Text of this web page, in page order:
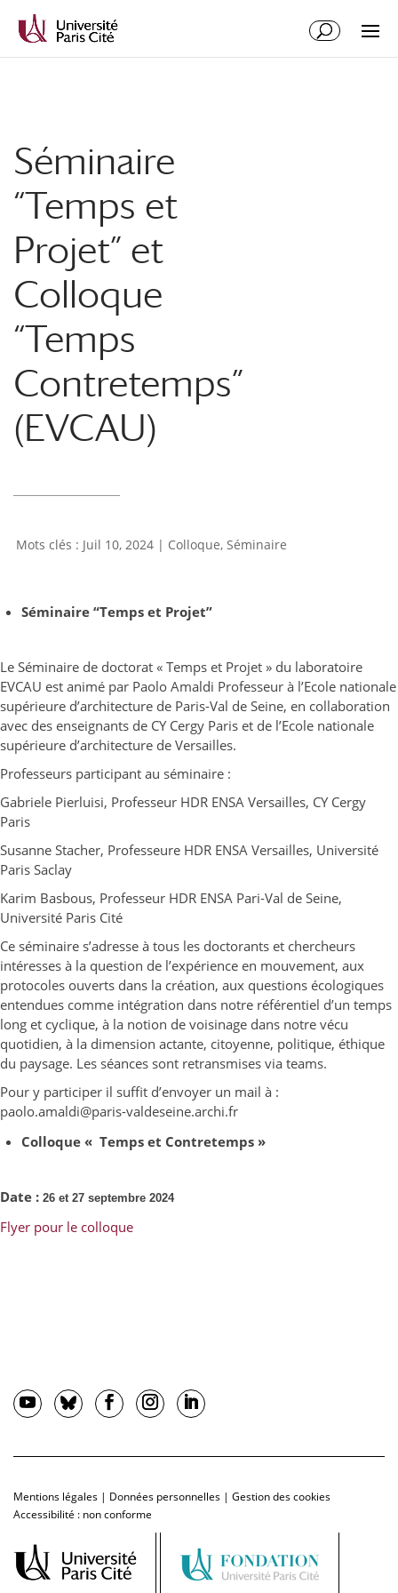
contenu
Séminaire
“Temps et
Projet” et
Colloque
“Temps
Contretemps”
(EVCAU)
Juil 10, 2024 | Colloque, Séminaire
Séminaire “Temps et Projet”
Le Séminaire de doctorat « Temps et Projet » du laboratoire
EVCAU est animé par Paolo Amaldi Professeur à l’Ecole nationale
supérieure d’architecture de Paris-Val de Seine, en collaboration
avec des enseignants de CY Cergy Paris et de l’Ecole nationale
supérieure d’architecture de Versailles.
Professeurs participant au séminaire :
Gabriele Pierluisi, Professeur HDR ENSA Versailles, CY Cergy
Paris
Susanne Stacher, Professeure HDR ENSA Versailles, Université
Paris Saclay
Karim Basbous, Professeur HDR ENSA Pari-Val de Seine,
Université Paris Cité
Ce séminaire s’adresse à tous les doctorants et chercheurs
intéresses à la question de l’expérience en mouvement, aux
protocoles ouverts dans la création, aux questions écologiques
entendues comme intégration dans notre référentiel d’un temps
long et cyclique, à la notion de voisinage dans notre vécu
quotidien, à la dimension actante, citoyenne, politique, éthique
du paysage. Les séances sont retransmises via teams.
Pour y participer il suffit d’envoyer un mail à :
paolo.amaldi@paris-valdeseine.archi.fr
Colloque « Temps et Contretemps »
Date : 26 et 27 septembre 2024
Flyer pour le colloque
Mentions légales | Données personnelles | Gestion des cookies
Accessibilité : non conforme